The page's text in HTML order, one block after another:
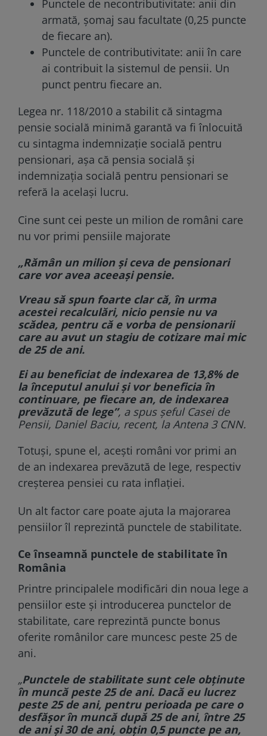
Punctele de necontributivitate: anii din
armată, șomaj sau facultate (0,25 puncte
de fiecare an).
Punctele de contributivitate: anii în care
ai contribuit la sistemul de pensii. Un
punct pentru fiecare an.
Legea nr. 118/2010 a stabilit că sintagma
pensie socială minimă garantă va fi înlocuită
cu sintagma indemnizație socială pentru
pensionari, așa că pensia socială și
indemnizația socială pentru pensionari se
referă la același lucru.
Cine sunt cei peste un milion de români care
nu vor primi pensiile majorate
„Rămân un milion și ceva de pensionari
care vor avea aceeași pensie.
Vreau să spun foarte clar că, în urma
acestei recalculări, nicio pensie nu va
scădea, pentru că e vorba de pensionarii
care au avut un stagiu de cotizare mai mic
de 25 de ani.
Ei au beneficiat de indexarea de 13,8% de
la începutul anului și vor beneficia în
continuare, pe fiecare an, de indexarea
prevăzută de lege”, a spus şeful Casei de
Pensii, Daniel Baciu, recent, la Antena 3 CNN.
Totuşi, spune el, aceşti români vor primi an
de an indexarea prevăzută de lege, respectiv
creşterea pensiei cu rata inflaţiei.
Un alt factor care poate ajuta la majorarea
pensiilor îl reprezintă punctele de stabilitate.
Ce înseamnă punctele de stabilitate în
România
Printre principalele modificări din noua lege a
pensiilor este și introducerea punctelor de
stabilitate, care reprezintă puncte bonus
oferite românilor care muncesc peste 25 de
ani.
„Punctele de stabilitate sunt cele obținute
în muncă peste 25 de ani. Dacă eu lucrez
peste 25 de ani, pentru perioada pe care o
desfășor în muncă după 25 de ani, între 25
de ani și 30 de ani, obțin 0,5 puncte pe an,